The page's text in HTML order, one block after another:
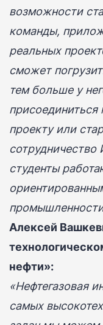
возможности
команды,
реальных
сможет
тем больше у
присоединиться
проекту или
студенты
Алексей
нефти»:
«Нефтегазовая
самых